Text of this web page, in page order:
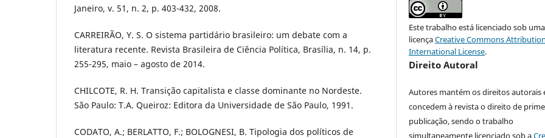
Janeiro, v. 51, n. 2, p. 403-432, 2008.
CARREIRÃO, Y. S. O sistema partidário brasileiro: um debate com a
literatura recente. Revista Brasileira de Ciência Política, Brasília, n. 14, p.
255-295, maio – agosto de 2014.
CHILCOTE, R. H. Transição capitalista e classe dominante no Nordeste.
São Paulo: T.A. Queiroz: Editora da Universidade de São Paulo, 1991.
CODATO, A.; BERLATTO, F.; BOLOGNESI, B. Tipologia dos políticos de
Este trabalho está licenciado sob uma
licençaCreative Commons
International License.
Direito Autoral
Autores mantém os direitos autorais
concedem à revista o direito de
publicação, sendo o trabalho
simultaneamente licenciado sob a